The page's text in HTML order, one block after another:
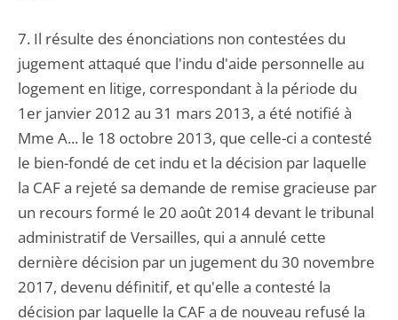
7. Il résulte des énonciations non contestées du
jugement attaqué que l'indu d'aide personnelle au
logement en litige, correspondant à la période du
1er janvier 2012 au 31 mars 2013, a été notifié à
Mme A... le 18 octobre 2013, que celle-ci a contesté
le bien-fondé de cet indu et la décision par laquelle
la CAF a rejeté sa demande de remise gracieuse par
un recours formé le 20 août 2014 devant le tribunal
administratif de Versailles, qui a annulé cette
dernière décision par un jugement du 30 novembre
2017, devenu définitif, et qu'elle a contesté la
décision par laquelle la CAF a de nouveau refusé la